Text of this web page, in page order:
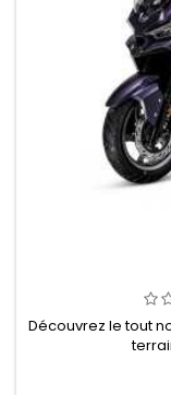
Découvrez le tout